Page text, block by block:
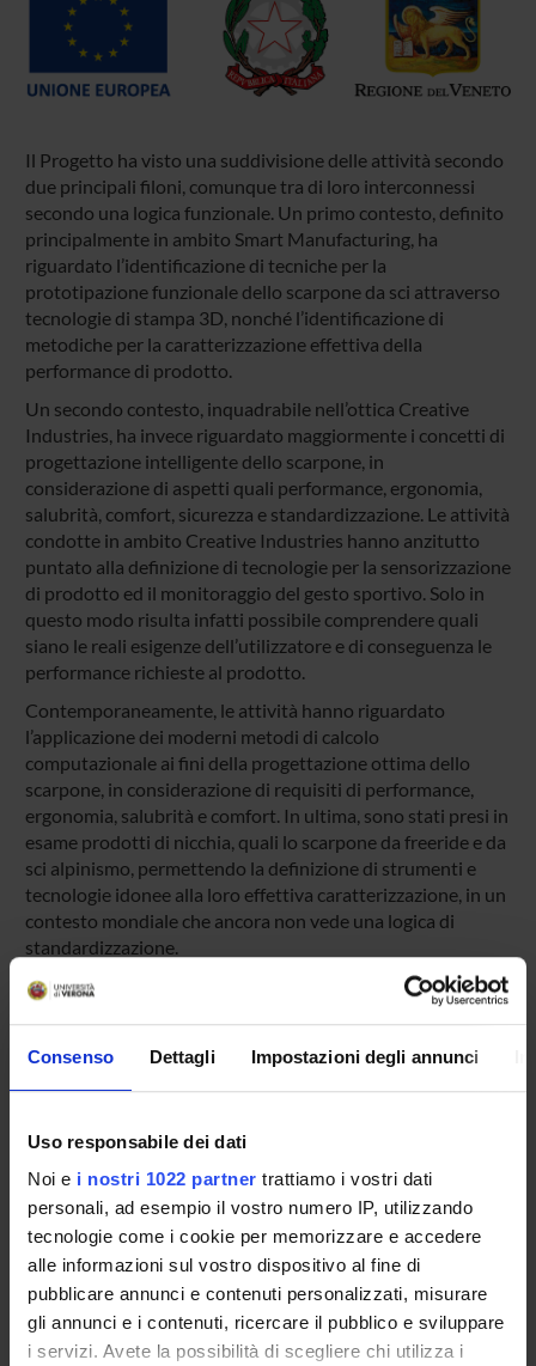
Consenso Dettagli Impostazioni degli annunci
Uso responsabile dei dati
Noi e i nostri 1022 partner trattiamo i vostri dati
personali, ad esempio il vostro numero IP, utilizzando
tecnologie come i cookie per memorizzare e accedere
alle informazioni sul vostro dispositivo al fine di
pubblicare annunci e contenuti personalizzati, misurare
gli annunci e i contenuti, ricercare il pubblico e sviluppare
i servizi. Avete la possibilità di scegliere chi utilizza i
Il Progetto ha visto una suddivisione delle attività secondo
due principali filoni, comunque tra di loro interconnessi
secondo una logica funzionale. Un primo contesto, definito
principalmente in ambito Smart Manufacturing, ha
riguardato l’identificazione di tecniche per la
prototipazione funzionale dello scarpone da sci attraverso
tecnologie di stampa 3D, nonché l’identificazione di
metodiche per la caratterizzazione effettiva della
performance di prodotto.
Un secondo contesto, inquadrabile nell’ottica Creative
Industries, ha invece riguardato maggiormente i concetti di
progettazione intelligente dello scarpone, in
considerazione di aspetti quali performance, ergonomia,
salubrità, comfort, sicurezza e standardizzazione. Le attività
condotte in ambito Creative Industries hanno anzitutto
puntato alla definizione di tecnologie per la sensorizzazione
di prodotto ed il monitoraggio del gesto sportivo. Solo in
questo modo risulta infatti possibile comprendere quali
siano le reali esigenze dell’utilizzatore e di conseguenza le
performance richieste al prodotto.
Contemporaneamente, le attività hanno riguardato
l’applicazione dei moderni metodi di calcolo
computazionale ai fini della progettazione ottima dello
scarpone, in considerazione di requisiti di performance,
ergonomia, salubrità e comfort. In ultima, sono stati presi in
esame prodotti di nicchia, quali lo scarpone da freeride e da
sci alpinismo, permettendo la definizione di strumenti e
tecnologie idonee alla loro effettiva caratterizzazione, in un
contesto mondiale che ancora non vede una logica di
standardizzazione.
Le azioni condotte in ambito Smart Manufacturing hanno
permesso una preliminare identificazione di materiali e
realizzazione di prototipi funzionali di scarpone. L’aspetto
assume rilevanza, in quanto tale disponibilità permette sia
le caratteristiche di prodotto prima di attuare ingenti
investimenti per la manifattura su larga scala, nonché di
prodotti personalizzati,
destinati questi ad atleti professionisti e ad utenze con
esigenze particolari. Soprattutto in questi ultimi casi, le
metodiche di progettazione computazionale assumono
rilevanza al fine di garantire le caratteristiche di
performance richieste.